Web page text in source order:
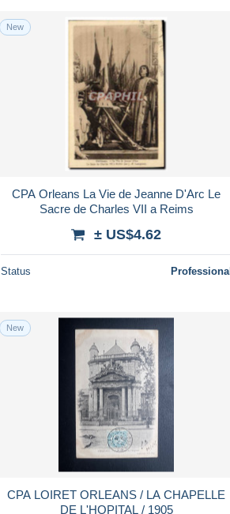
New
CPA Orleans La Vie de Jeanne D'Arc Le
Sacre de Charles VII a Reims
± US$4.62
Status Professional
New
CPA LOIRET ORLEANS / LA CHAPELLE
DE L'HOPITAL / 1905